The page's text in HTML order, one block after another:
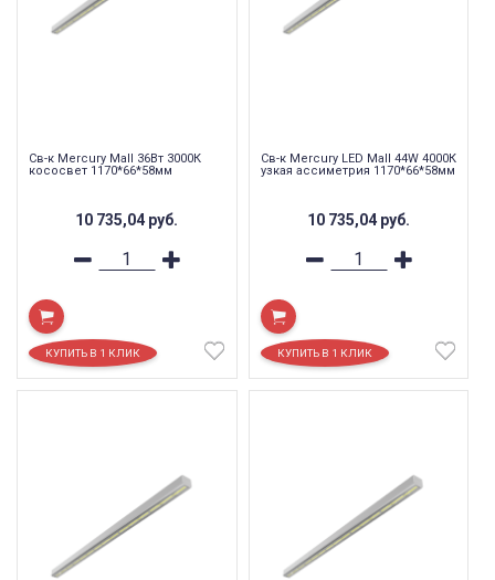
Св-к Mercury Mall 36Вт 3000К
кососвет 1170*66*58мм
10 735,04 руб.
Св-к Mercury LED Mall 44W 4000К
узкая ассиметрия 1170*66*58мм
10 735,04 руб.